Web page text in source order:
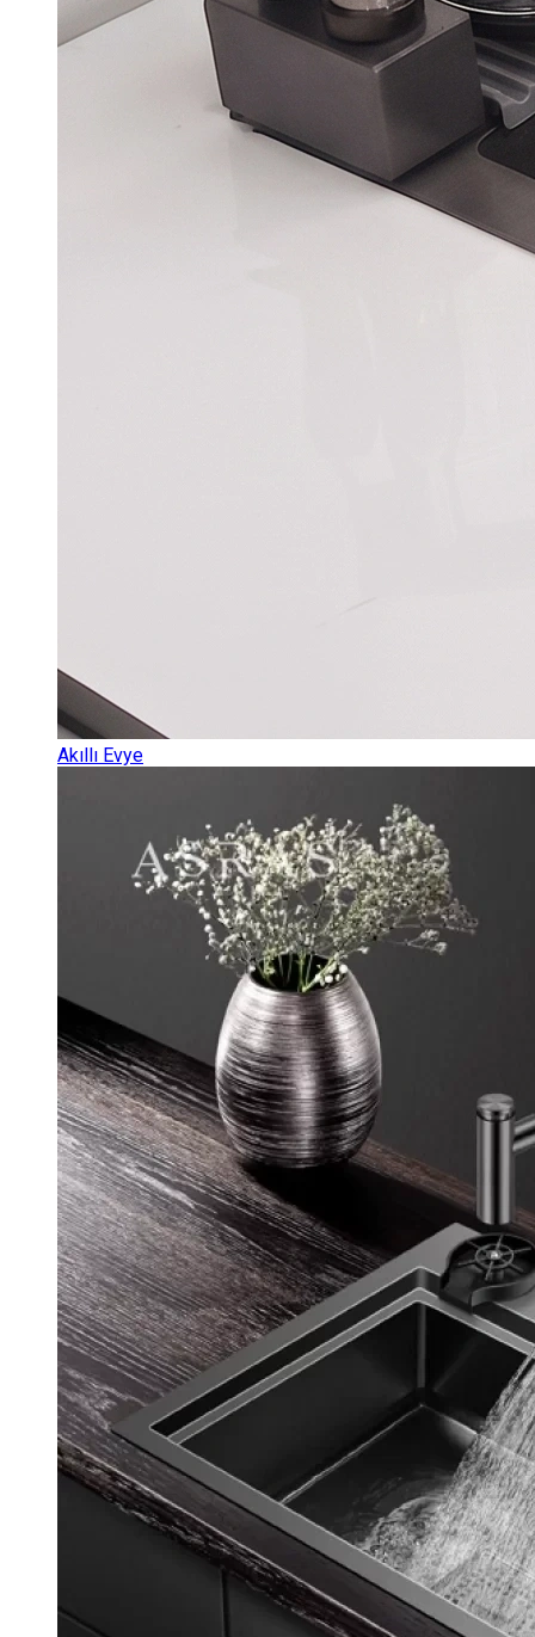
Akıllı Evye